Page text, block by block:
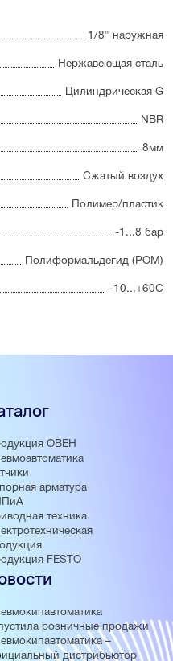
1/8" наружная
Нержавеющая сталь
Цилиндрическая G
NBR
8мм
Сжатый воздух
Полимер/пластик
-1...8 бар
Полиформальдегид (POM)
-10...+60С
ОВЕН
арматура
техника
FESTO
розничные продажи
–
дистрибьютор